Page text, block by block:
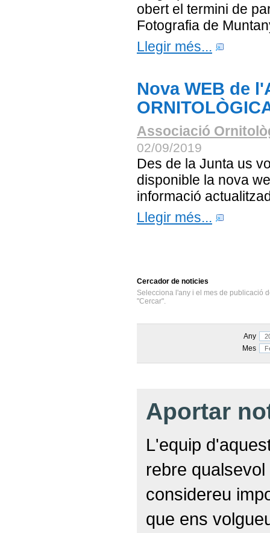
obert el termini de
Fotografia de
Llegir més...
Nova WEB de
Associació
02/09/2019
Des de la Junta us
disponible la nova
informació
Llegir més...
Cercador de noticies
Selecciona l'any i el mes de publicació
"Cercar".
Any
Mes
Aportar
L'equip
rebre
considereu
que ens